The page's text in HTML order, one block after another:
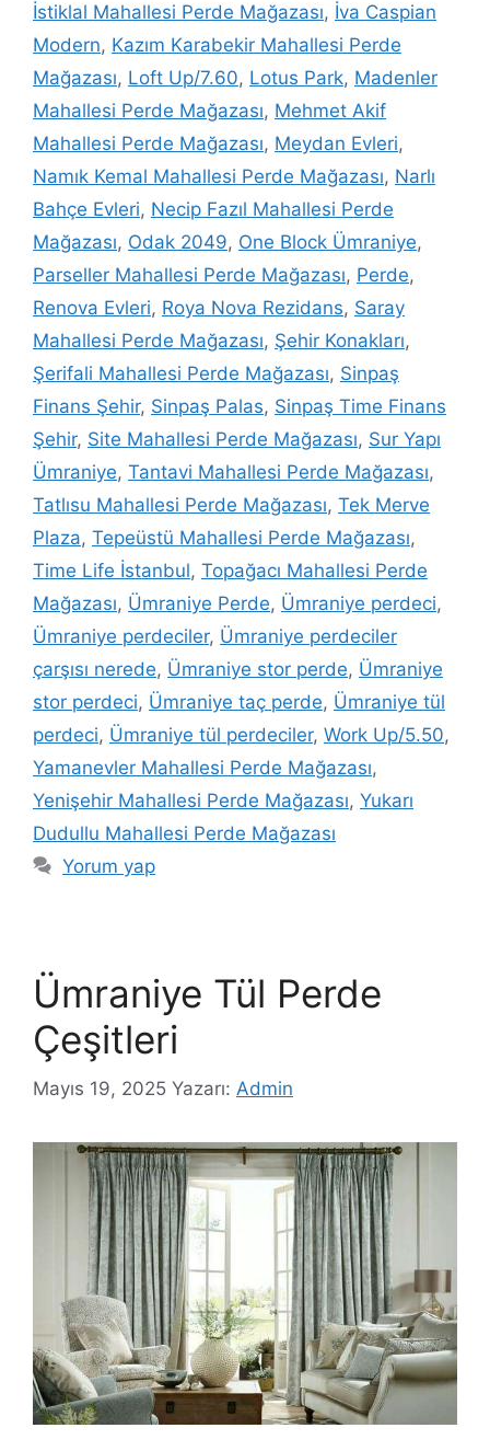
İstiklal Mahallesi Perde Mağazası, İva Caspian
Modern, Kazım Karabekir Mahallesi Perde
Mağazası, Loft Up/7.60, Lotus Park, Madenler
Mahallesi Perde Mağazası, Mehmet Akif
Mahallesi Perde Mağazası, Meydan Evleri,
Namık Kemal Mahallesi Perde Mağazası, Narlı
Bahçe Evleri, Necip Fazıl Mahallesi Perde
Mağazası, Odak 2049, One Block Ümraniye,
Parseller Mahallesi Perde Mağazası, Perde,
Renova Evleri, Roya Nova Rezidans, Saray
Mahallesi Perde Mağazası, Şehir Konakları,
Şerifali Mahallesi Perde Mağazası, Sinpaş
Finans Şehir, Sinpaş Palas, Sinpaş Time Finans
Şehir, Site Mahallesi Perde Mağazası, Sur Yapı
Ümraniye, Tantavi Mahallesi Perde Mağazası,
Tatlısu Mahallesi Perde Mağazası, Tek Merve
Plaza, Tepeüstü Mahallesi Perde Mağazası,
Time Life İstanbul, Topağacı Mahallesi Perde
Mağazası, Ümraniye Perde, Ümraniye perdeci,
Ümraniye perdeciler, Ümraniye perdeciler
çarşısı nerede, Ümraniye stor perde, Ümraniye
stor perdeci, Ümraniye taç perde, Ümraniye tül
perdeci, Ümraniye tül perdeciler, Work Up/5.50,
Yamanevler Mahallesi Perde Mağazası,
Yenişehir Mahallesi Perde Mağazası, Yukarı
Dudullu Mahallesi Perde Mağazası
Yorum yap
Ümraniye Tül Perde
Çeşitleri
Mayıs 19, 2025 Yazarı: Admin